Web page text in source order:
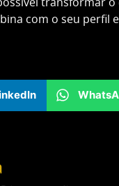
transformar
com o seu perfil